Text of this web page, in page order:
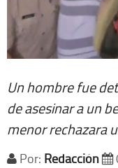
Un hombre fue
de asesinar a un
menor rechazara
Por: Redacción